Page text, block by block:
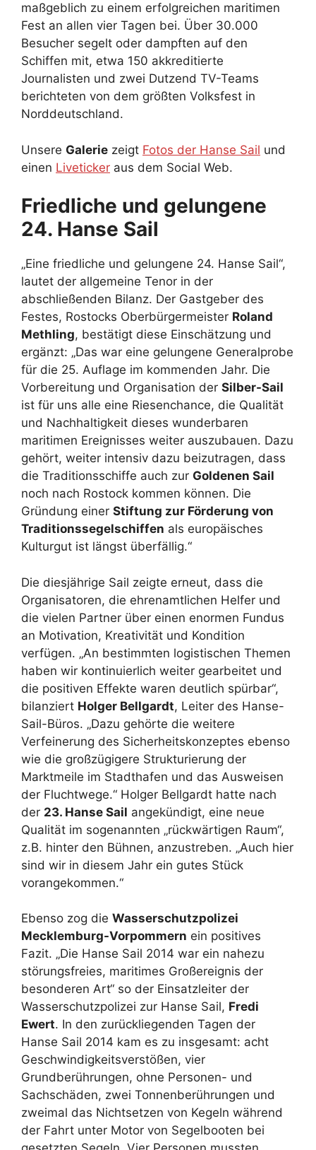
maßgeblich zu einem erfolgreichen maritimen
Fest an allen vier Tagen bei. Über 30.000
Besucher segelt oder dampften auf den
Schiffen mit, etwa 150 akkreditierte
Journalisten und zwei Dutzend TV-Teams
berichteten von dem größten Volksfest in
Norddeutschland.
Unsere Galerie zeigt Fotos der Hanse Sail und
einen Liveticker aus dem Social Web.
Friedliche und gelungene
24. Hanse Sail
„Eine friedliche und gelungene 24. Hanse Sail“,
lautet der allgemeine Tenor in der
abschließenden Bilanz. Der Gastgeber des
Festes, Rostocks Oberbürgermeister Roland
Methling, bestätigt diese Einschätzung und
ergänzt: „Das war eine gelungene Generalprobe
für die 25. Auflage im kommenden Jahr. Die
Vorbereitung und Organisation der Silber-Sail
ist für uns alle eine Riesenchance, die Qualität
und Nachhaltigkeit dieses wunderbaren
maritimen Ereignisses weiter auszubauen. Dazu
gehört, weiter intensiv dazu beizutragen, dass
die Traditionsschiffe auch zur Goldenen Sail
noch nach Rostock kommen können. Die
Gründung einer Stiftung zur Förderung von
Traditionssegelschiffen als europäisches
Kulturgut ist längst überfällig.“
Die diesjährige Sail zeigte erneut, dass die
Organisatoren, die ehrenamtlichen Helfer und
die vielen Partner über einen enormen Fundus
an Motivation, Kreativität und Kondition
verfügen. „An bestimmten logistischen Themen
haben wir kontinuierlich weiter gearbeitet und
die positiven Effekte waren deutlich spürbar“,
bilanziert Holger Bellgardt, Leiter des Hanse-
Sail-Büros. „Dazu gehörte die weitere
Verfeinerung des Sicherheitskonzeptes ebenso
wie die großzügigere Strukturierung der
Marktmeile im Stadthafen und das Ausweisen
der Fluchtwege.“ Holger Bellgardt hatte nach
der 23. Hanse Sail angekündigt, eine neue
Qualität im sogenannten „rückwärtigen Raum“,
z.B. hinter den Bühnen, anzustreben. „Auch hier
sind wir in diesem Jahr ein gutes Stück
vorangekommen.“
Ebenso zog die Wasserschutzpolizei
Mecklemburg-Vorpommern ein positives
Fazit. „Die Hanse Sail 2014 war ein nahezu
störungsfreies, maritimes Großereignis der
besonderen Art“ so der Einsatzleiter der
Wasserschutzpolizei zur Hanse Sail, Fredi
Ewert. In den zurückliegenden Tagen der
Hanse Sail 2014 kam es zu insgesamt: acht
Geschwindigkeitsverstößen, vier
Grundberührungen, ohne Personen- und
Sachschäden, zwei Tonnenberührungen und
zweimal das Nichtsetzen von Kegeln während
der Fahrt unter Motor von Segelbooten bei